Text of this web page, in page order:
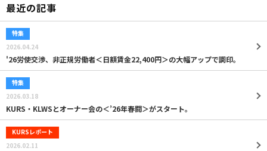
最近の記事
特集
2026.04.24
'26労使交渉、非正規労働者＜日額賃金22,400円＞の大幅アップで調印。
特集
2026.03.18
KURS・KLWSとオーナー会の＜’26年春闘＞がスタート。
KURSレポート
2026.02.11